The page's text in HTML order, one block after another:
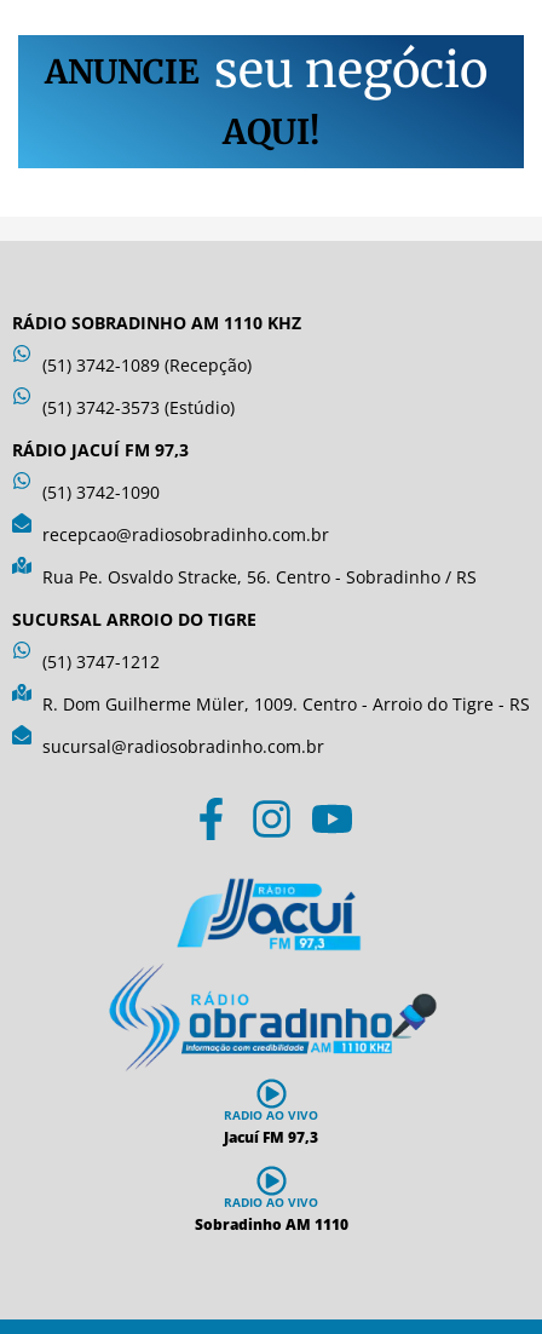
ANUNCIE seu negócio
AQUI!
RÁDIO SOBRADINHO AM 1110 KHZ
(51) 3742-1089 (Recepção)
(51) 3742-3573 (Estúdio)
RÁDIO JACUÍ FM 97,3
(51) 3742-1090
recepcao@radiosobradinho.com.br
Rua Pe. Osvaldo Stracke, 56. Centro - Sobradinho / RS
SUCURSAL ARROIO DO TIGRE
(51) 3747-1212
R. Dom Guilherme Müler, 1009. Centro - Arroio do Tigre - RS
sucursal@radiosobradinho.com.br
RADIO AO VIVO
Jacuí FM 97,3
RADIO AO VIVO
Sobradinho AM 1110